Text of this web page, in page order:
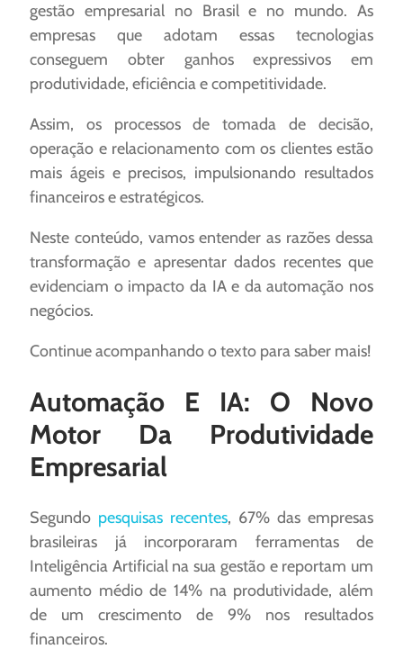
gestão empresarial no Brasil e no mundo. As
empresas que adotam essas tecnologias
conseguem obter ganhos expressivos em
produtividade, eficiência e competitividade.
Assim, os processos de tomada de decisão,
operação e relacionamento com os clientes estão
mais ágeis e precisos, impulsionando resultados
financeiros e estratégicos.
Neste conteúdo, vamos entender as razões dessa
transformação e apresentar dados recentes que
evidenciam o impacto da IA e da automação nos
negócios.
Continue acompanhando o texto para saber mais!
Automação E IA: O Novo
Motor Da Produtividade
Empresarial
Segundo pesquisas recentes, 67% das empresas
brasileiras já incorporaram ferramentas de
Inteligência Artificial na sua gestão e reportam um
aumento médio de 14% na produtividade, além
de um crescimento de 9% nos resultados
financeiros.